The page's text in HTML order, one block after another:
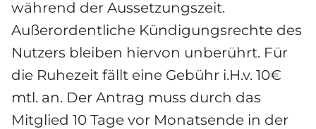
während der Aussetzungszeit.
Außerordentliche Kündigungsrechte des
Nutzers bleiben hiervon unberührt. Für
die Ruhezeit fällt eine Gebühr i.H.v. 10€
mtl. an. Der Antrag muss durch das
Mitglied 10 Tage vor Monatsende in der